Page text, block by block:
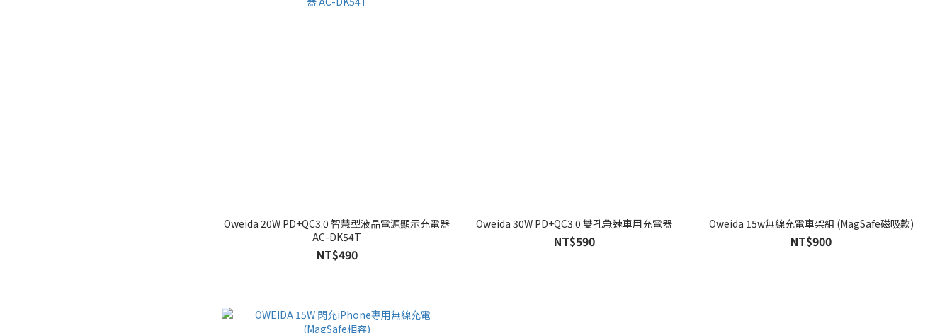
Oweida 20W PD+QC3.0 智慧型液晶電源顯示充電器
AC-DK54T
NT$490
Oweida 30W PD+QC3.0 雙孔急速車用充電器
NT$590
Oweida 15w無線充電車架組 (MagSafe磁吸款)
NT$900